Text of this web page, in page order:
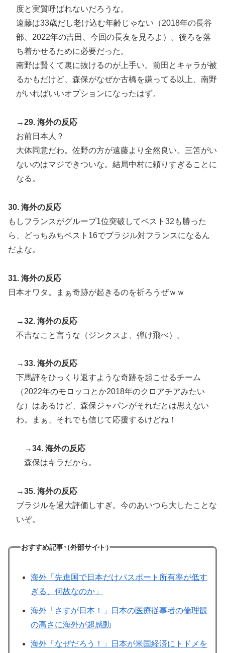
度と実質呼ばれないだろうな。
遠藤は33歳だし老け込む年齢じゃない（2018年の長谷
部、2022年の吉田、今回の長友を見ろよ）。後ろを落
ち着かせるために必要だった。
南野は賢くて裏に抜けるのが上手い。前田とキャラが被
るかもだけど、森保がなぜか古橋を嫌ってる以上、南野
がいればいいオプションになったはず。
→29. 海外の反応
お前日本人？
大体同意だわ。佐野の方が遠藤より全然良い。三笘がい
ないのはマジできついな。結局中村に頼りすぎることに
なる。
30. 海外の反応
もしフランスがグループ1位突破してベスト32も勝った
ら、どっちみちベスト16でブラジル対フランスになるん
だよな。
31. 海外の反応
日本オワタ。まぁ奇跡が起きるのを祈ろうぜｗｗ
→32. 海外の反応
不吉なこと言うな（ジンクスよ、弾け飛べ）。
→33. 海外の反応
下馬評をひっくり返すような奇跡を起こせるチーム
（2022年のモロッコとか2018年のクロアチアみたい
な）はあるけど、森保ジャパンがそれだとは思えない
わ。まぁ、それでも信じて応援するけどね！
→34. 海外の反応
森保はキラだから。
→35. 海外の反応
ブラジルを過大評価しすぎ。今のあいつら大したことな
いぞ。
おすすめ記事（外部サイト）
海外「先進国で日本だけパスポート所有率が低す
ぎる、何故なのか」
海外「さすが日本！」日本の医療従事者の倫理観
の高さに海外が超感動
海外「なぜだろう！」日本が米国経済にトドメを